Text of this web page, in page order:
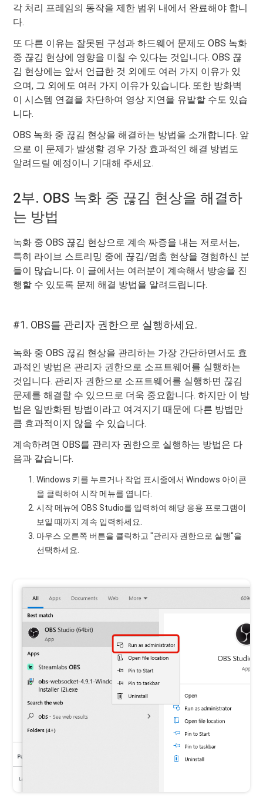
각 처리 프레임의 동작을 제한 범위 내에서 완료해야 합니
다.
또 다른 이유는 잘못된 구성과 하드웨어 문제도 OBS 녹화
중 끊김 현상에 영향을 미칠 수 있다는 것입니다. OBS 끊
김 현상에는 앞서 언급한 것 외에도 여러 가지 이유가 있
으며, 그 외에도 여러 가지 이유가 있습니다. 또한 방화벽
이 시스템 연결을 차단하여 영상 지연을 유발할 수도 있습
니다.
OBS 녹화 중 끊김 현상을 해결하는 방법을 소개합니다. 앞
으로 이 문제가 발생할 경우 가장 효과적인 해결 방법도
알려드릴 예정이니 기대해 주세요.
2부. OBS 녹화 중 끊김 현상을 해결하
는 방법
녹화 중 OBS 끊김 현상으로 계속 짜증을 내는 저로서는,
특히 라이브 스트리밍 중에 끊김/멈춤 현상을 경험하신 분
들이 많습니다. 이 글에서는 여러분이 계속해서 방송을 진
행할 수 있도록 문제 해결 방법을 알려드립니다.
#1. OBS를 관리자 권한으로 실행하세요.
녹화 중 OBS 끊김 현상을 관리하는 가장 간단하면서도 효
과적인 방법은 관리자 권한으로 소프트웨어를 실행하는
것입니다. 관리자 권한으로 소프트웨어를 실행하면 끊김
문제를 해결할 수 있으므로 더욱 중요합니다. 하지만 이 방
법은 일반화된 방법이라고 여겨지기 때문에 다른 방법만
큼 효과적이지 않을 수 있습니다.
계속하려면 OBS를 관리자 권한으로 실행하는 방법은 다
음과 같습니다.
Windows 키를 누르거나 작업 표시줄에서 Windows 아이콘
을 클릭하여 시작 메뉴를 엽니다.
시작 메뉴에 OBS Studio를 입력하여 해당 응용 프로그램이
보일 때까지 계속 입력하세요.
마우스 오른쪽 버튼을 클릭하고 "관리자 권한으로 실행"을
선택하세요.